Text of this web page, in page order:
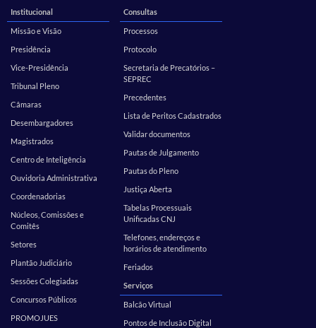
Institucional
Missão e Visão
Presidência
Vice-Presidência
Tribunal Pleno
Câmaras
Desembargadores
Magistrados
Centro de Inteligência
Ouvidoria Administrativa
Coordenadorias
Núcleos, Comissões e
Comitês
Setores
Plantão Judiciário
Sessões Colegiadas
Concursos Públicos
PROMOJUES
Consultas
Processos
Protocolo
Secretaria de Precatórios –
SEPREC
Precedentes
Lista de Peritos Cadastrados
Validar documentos
Pautas de Julgamento
Pautas do Pleno
Justiça Aberta
Tabelas Processuais
Unificadas CNJ
Telefones, endereços e
horários de atendimento
Feriados
Serviços
Balcão Virtual
Pontos de Inclusão Digital